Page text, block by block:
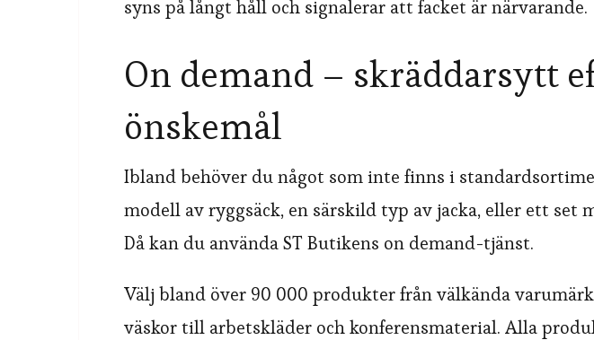
syns på långt håll och signalerar att facket är närvarande.
On demand – skräddarsytt
önskemål
Ibland behöver du något som inte finns i
modell av ryggsäck, en särskild typ av jacka, eller ett set
Då kan du använda ST Butikens on demand-tjänst.
Välj bland över 90 000 produkter från välkända
väskor till arbetskläder och konferensmaterial. Alla